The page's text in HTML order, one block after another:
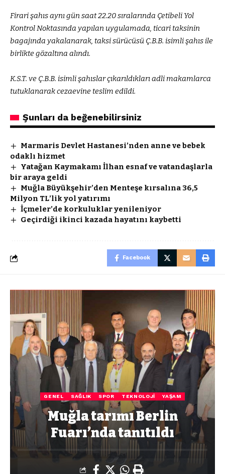
Firari şahıs aynı gün saat 22.20 sıralarında Çetibeli Yol
Kontrol Noktasında yapılan uygulamada, ticari taksinin
bagajında yakalanarak, taksi sürücüsü Ç.B.B. isimli şahıs ile
birlikte gözaltına alındı.
K.S.T. ve Ç.B.B. isimli şahıslar çıkarıldıkları adli makamlarca
tutuklanarak cezaevine teslim edildi.
Şunları da beğenebilirsiniz
Marmaris Devlet Hastanesi’nden anne ve bebek
odaklı hizmet
Yatağan Kaymakamı İlhan esnaf ve vatandaşlarla
bir araya geldi
Muğla Büyükşehir’den Menteşe kırsalına 36,5
Milyon TL’lik yol yatırımı
İçmeler’de korkuluklar yenileniyor
Geçirdiği ikinci kazada hayatını kaybetti
Facebook
GENEL SAĞLIK SPOR TEKNOLOJI YAŞAM
Muğla tarımı Berlin
Fuarı’nda tanıtıldı